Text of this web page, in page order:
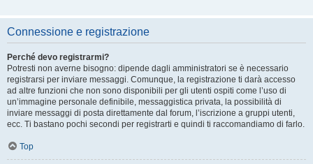
Connessione e registrazione
Perché devo registrarmi?
Potresti non averne bisogno: dipende dagli amministratori se è necessario
registrarsi per inviare messaggi. Comunque, la registrazione ti darà accesso
ad altre funzioni che non sono disponibili per gli utenti ospiti come l’uso di
un’immagine personale definibile, messaggistica privata, la possibilità di
inviare messaggi di posta direttamente dal forum, l’iscrizione a gruppi utenti,
ecc. Ti bastano pochi secondi per registrarti e quindi ti raccomandiamo di farlo.
Top